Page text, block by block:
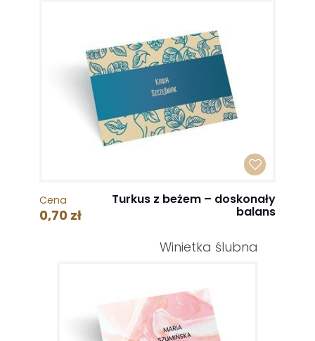
Cena
0,70 zł
Turkus z beżem – doskonały
balans
Winietka ślubna